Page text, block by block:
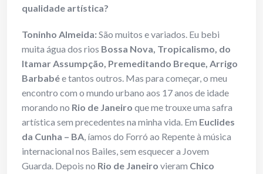
qualidade artística?
Toninho Almeida:São muitos e variados. Eu bebi
muita água dos rios Bossa Nova, Tropicalismo, do
Itamar Assumpção, Premeditando Breque, Arrigo
Barbabée tantos outros. Mas para começar, o meu
encontro com o mundo urbano aos 17 anos de idade
morando no Rio de Janeiro que me trouxe uma safra
artística sem precedentes na minha vida. Em Euclides
da Cunha – BA, íamos do Forró ao Repente à música
internacional nos Bailes, sem esquecer a Jovem
Guarda. Depois no Rio de Janeiro vieram Chico